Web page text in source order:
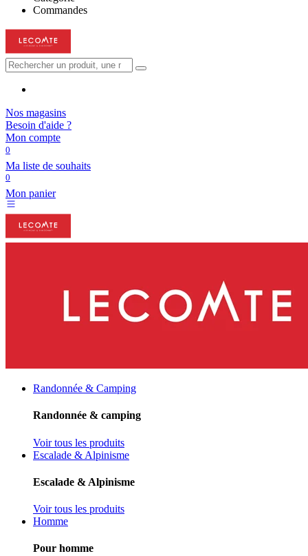
Commandes
Nos magasins
Besoin d'aide ?
Mon compte
0
Ma liste de souhaits
0
Mon panier
Randonnée & Camping
Randonnée & camping
Voir tous les produits
Escalade & Alpinisme
Escalade & Alpinisme
Voir tous les produits
Homme
Pour homme